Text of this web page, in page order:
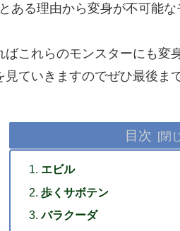
ある理由から変身が不可能な
ばこれらのモンスターにも
ていきますのでぜひ最後ま
目次
エビル
歩くサボテン
バラクーダ